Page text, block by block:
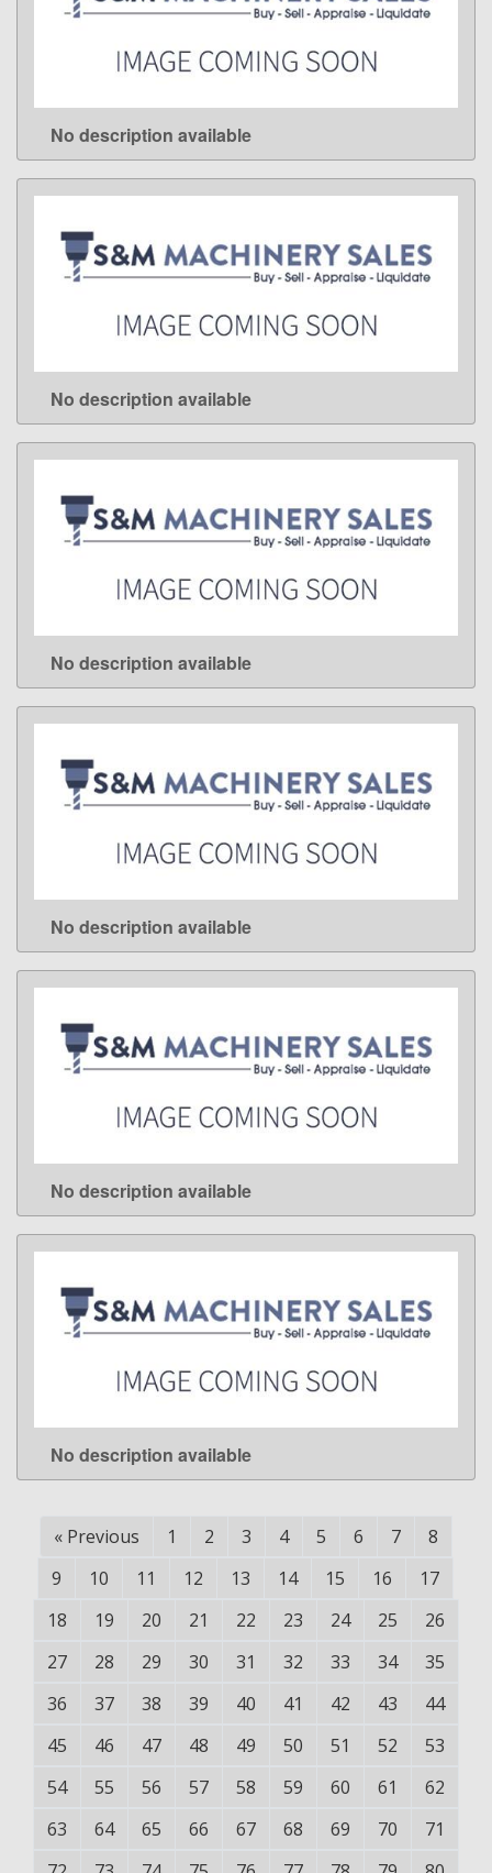
LEARN MORE
No description available
LEARN MORE
No description available
LEARN MORE
No description available
LEARN MORE
No description available
LEARN MORE
No description available
LEARN MORE
No description available
« Previous 1 2 3 4 5 6 7
8
9
10 11 12 13 14 15 16
17
18
19 20 21 22 23 24 25
26
27
28 29 30 31 32 33 34
35
36
37 38 39 40 41 42 43
44
45
46 47 48 49 50 51 52
53
54
55 56 57 58 59 60 61
62
63
64 65 66 67 68 69 70
71